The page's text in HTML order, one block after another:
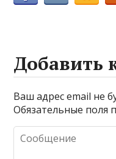
Добавить
Ваш адрес email не
Обязательные поля